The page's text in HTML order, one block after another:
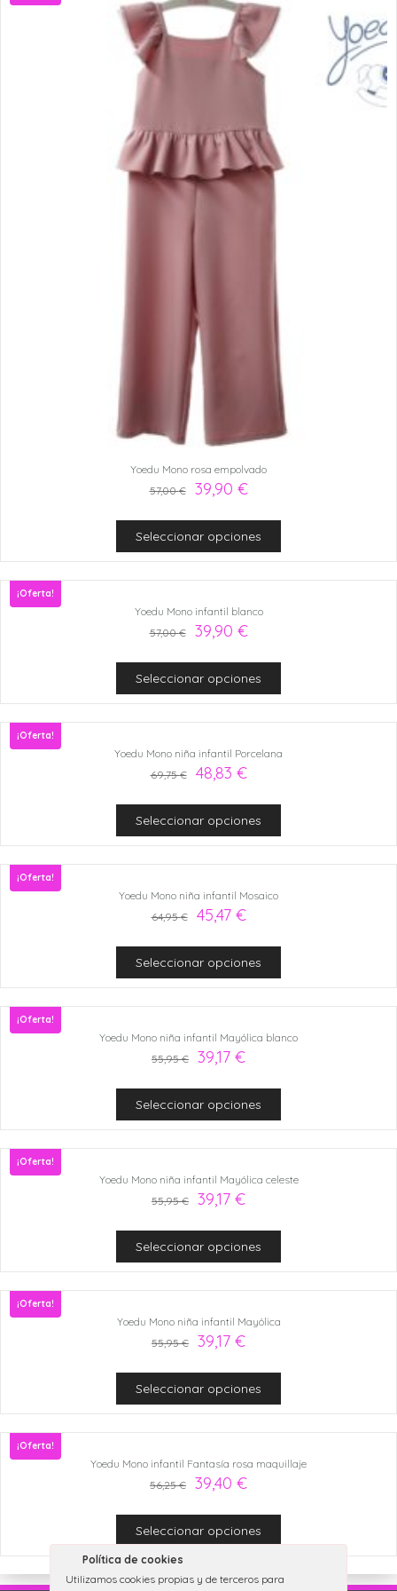
Yoedu Mono rosa empolvado
57,00€ 39,90 €
Seleccionar opciones
¡Oferta!
Yoedu Mono infantil blanco
57,00€ 39,90 €
Seleccionar opciones
¡Oferta!
Yoedu Mono niña infantil Porcelana
69,75€ 48,83 €
Seleccionar opciones
¡Oferta!
Yoedu Mono niña infantil Mosaico
64,95€ 45,47 €
Seleccionar opciones
¡Oferta!
Yoedu Mono niña infantil Mayólica blanco
55,95€ 39,17 €
Seleccionar opciones
¡Oferta!
Yoedu Mono niña infantil Mayólica celeste
55,95€ 39,17 €
Seleccionar opciones
¡Oferta!
Yoedu Mono niña infantil Mayólica
55,95€ 39,17 €
Seleccionar opciones
¡Oferta!
Yoedu Mono infantil Fantasía rosa maquillaje
56,25€ 39,40 €
Seleccionar opciones
Política de cookies
Utilizamos cookies propias y de terceros para